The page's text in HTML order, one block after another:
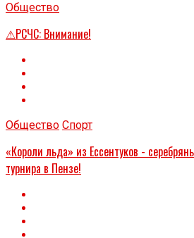
Общество
⚠РСЧС: Внимание!
Общество Спорт
«Короли льда» из Ессентуков -
турнира в Пензе!